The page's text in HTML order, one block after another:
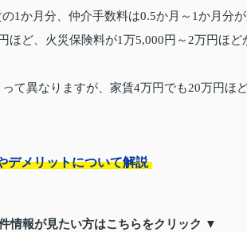
1か月分、仲介手数料は0.5か月～1か月分が
ほど、火災保険料が1万5,000円～2万円ほ
て異なりますが、家賃4万円でも20万円ほ
デメリットについて解説
情報が見たい方はこちらをクリック ▼